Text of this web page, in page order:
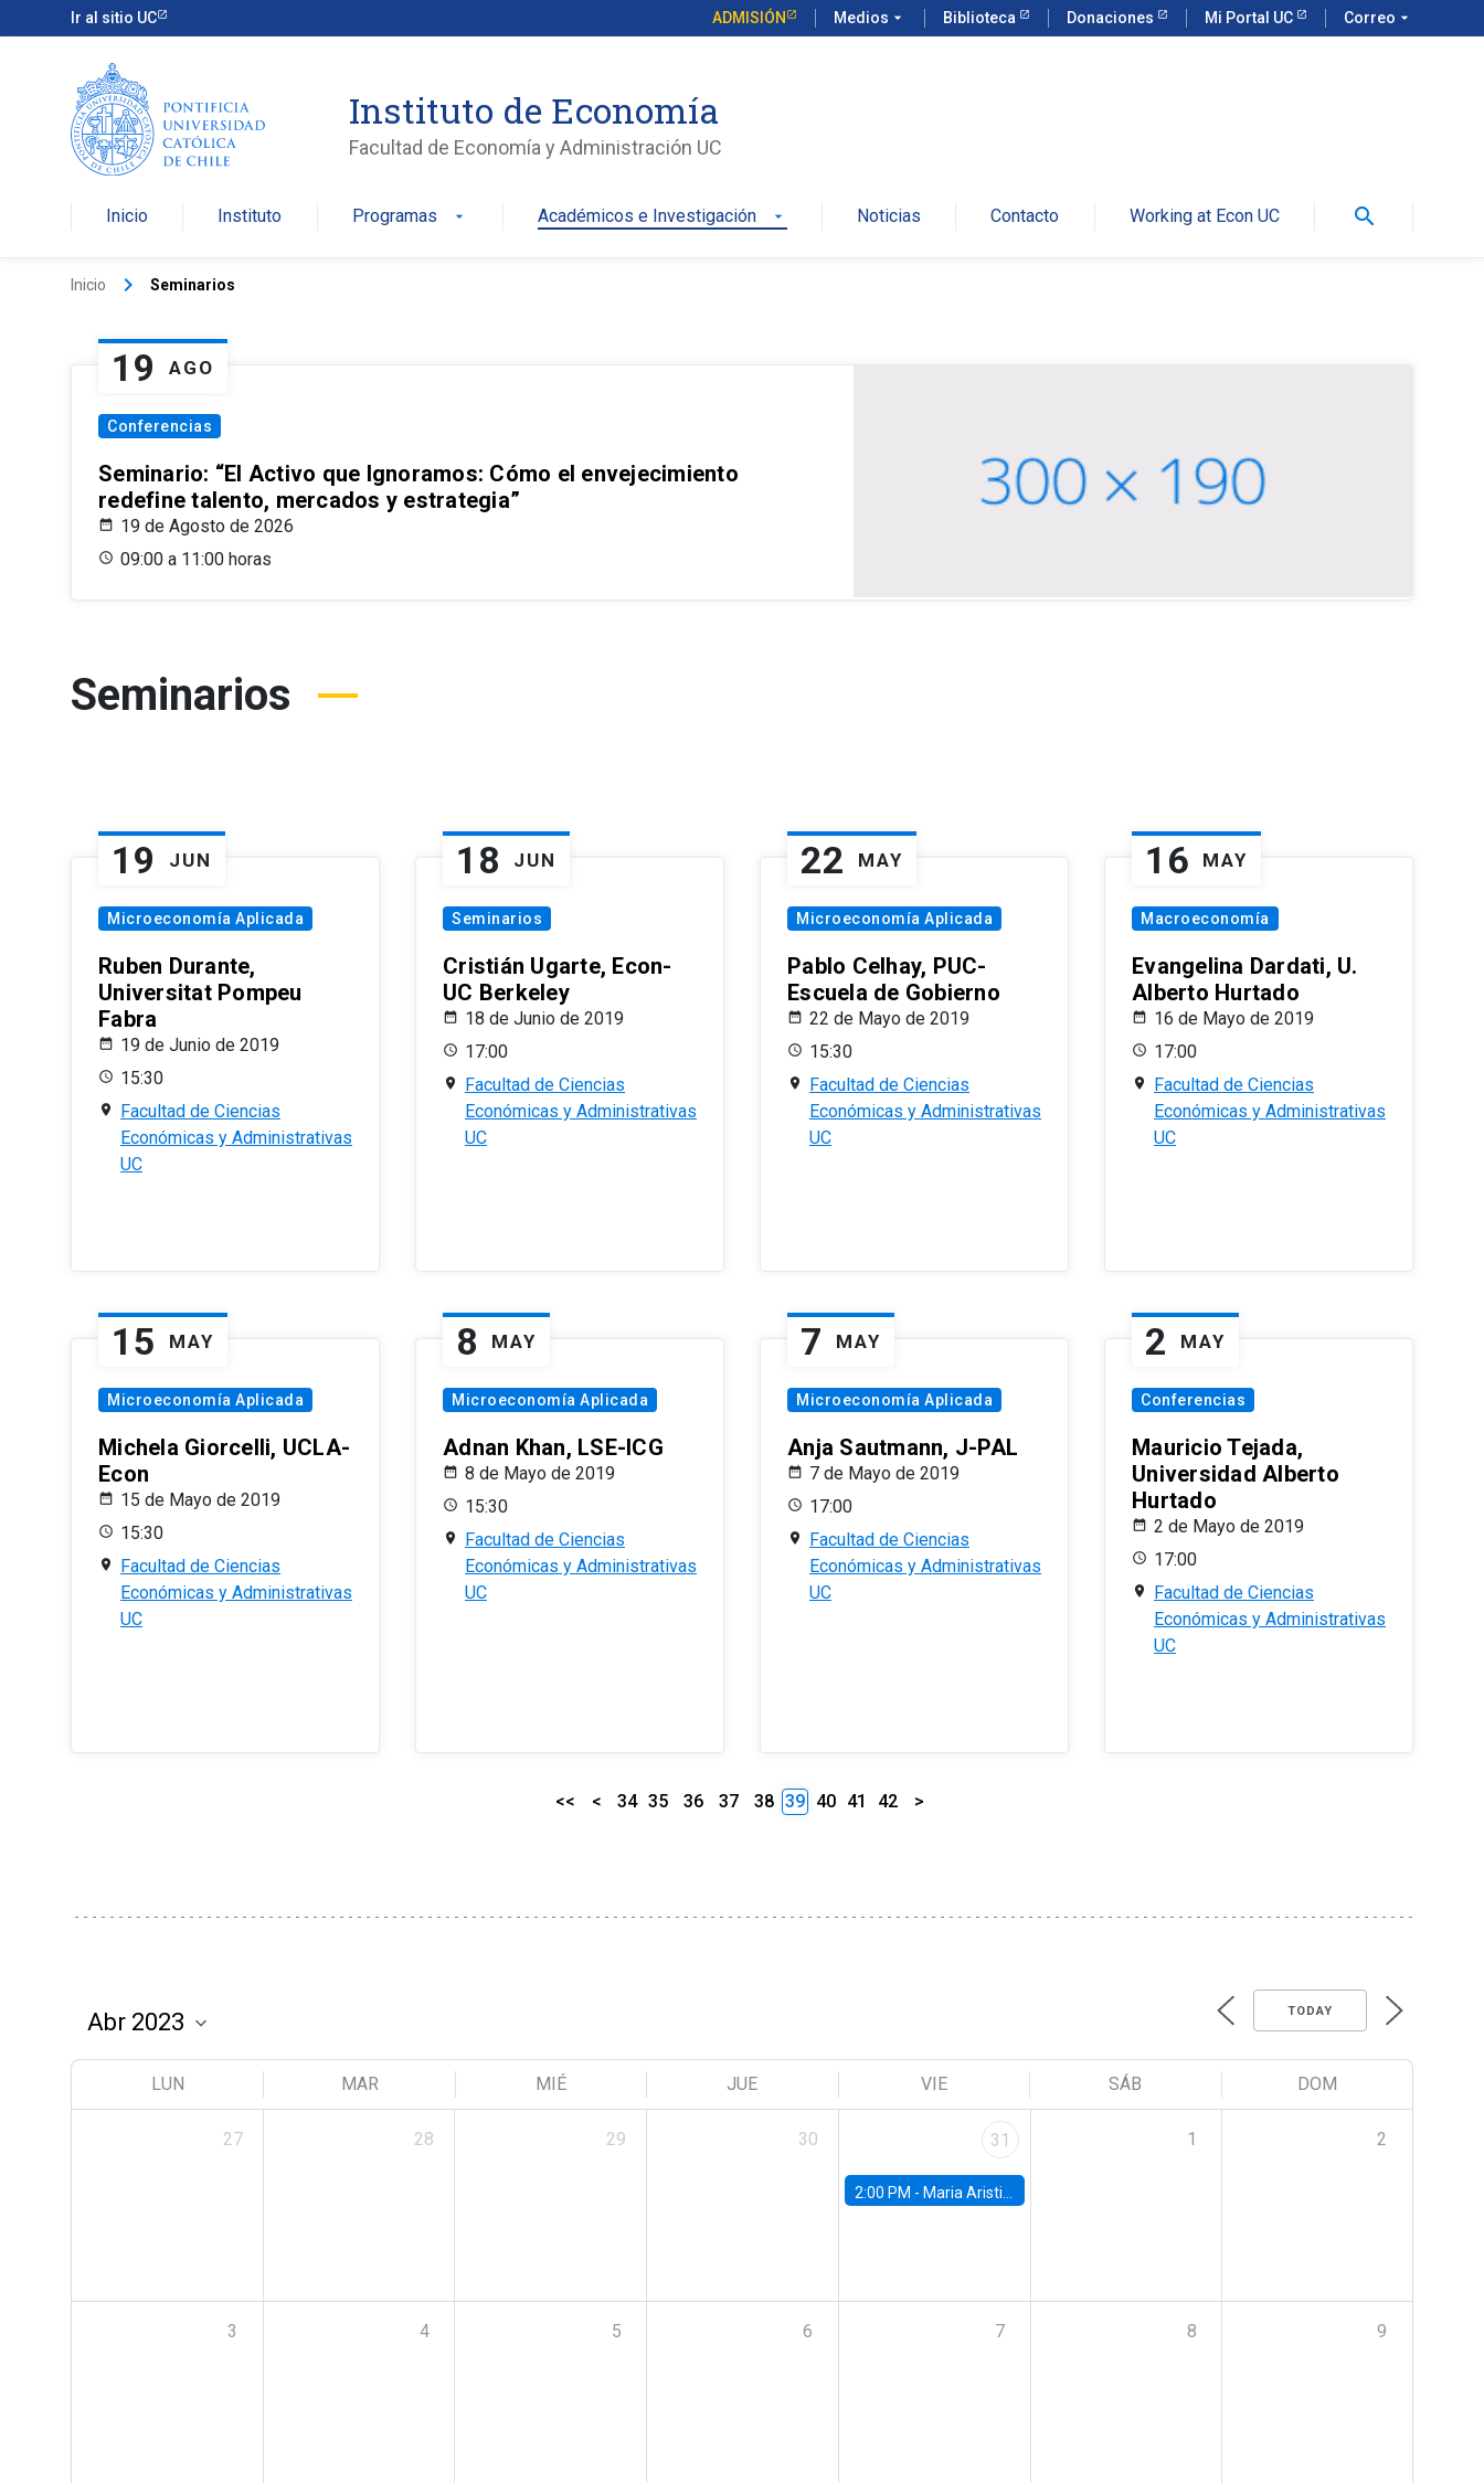
Ir al sitio UC ADMISIÓN Medios arrow_drop_down Biblioteca Donaciones Mi Portal UC Correo arrow_drop_down
Instituto de Economía
Facultad de Economía y Administración UC
Inicio Instituto Programas arrow_drop_down Académicos e Investigación arrow_drop_down Noticias Contacto Working at Econ UC search
Inicio keyboard_arrow_right Seminarios
19 AGO
Conferencias
Seminario: “El Activo que Ignoramos: Cómo el envejecimiento
redefine talento, mercados y estrategia”
19 de Agosto de 2026
09:00 a 11:00 horas
Seminarios
19 JUN
Microeconomía Aplicada
Ruben Durante,
Universitat Pompeu
Fabra
19 de Junio de 2019
15:30
Facultad de Ciencias
Económicas y Administrativas
UC
18 JUN
Seminarios
Cristián Ugarte, Econ-
UC Berkeley
18 de Junio de 2019
17:00
Facultad de Ciencias
Económicas y Administrativas
UC
22 MAY
Microeconomía Aplicada
Pablo Celhay, PUC-
Escuela de Gobierno
22 de Mayo de 2019
15:30
Facultad de Ciencias
Económicas y Administrativas
UC
16 MAY
Macroeconomía
Evangelina Dardati, U.
Alberto Hurtado
16 de Mayo de 2019
17:00
Facultad de Ciencias
Económicas y Administrativas
UC
15 MAY
Microeconomía Aplicada
Michela Giorcelli, UCLA-
Econ
15 de Mayo de 2019
15:30
Facultad de Ciencias
Económicas y Administrativas
UC
8 MAY
Microeconomía Aplicada
Adnan Khan, LSE-ICG
8 de Mayo de 2019
15:30
Facultad de Ciencias
Económicas y Administrativas
UC
7 MAY
Microeconomía Aplicada
Anja Sautmann, J-PAL
7 de Mayo de 2019
17:00
Facultad de Ciencias
Económicas y Administrativas
UC
2 MAY
Conferencias
Mauricio Tejada,
Universidad Alberto
Hurtado
2 de Mayo de 2019
17:00
Facultad de Ciencias
Económicas y Administrativas
UC
<< < 34 35 36 37 38 39 40 41 42 >
TODAY
LUN MAR MIÉ JUE VIE SÁB DOM
27 28 29 30 31
2:00 PM - Maria Aristizabal-Ramirez, FED Board
1 2
3 4 5 6 7 8 9